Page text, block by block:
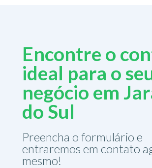
Encontre o
ideal para o
negócio em
do Sul
Preencha o formulário e
entraremos em contato
mesmo!